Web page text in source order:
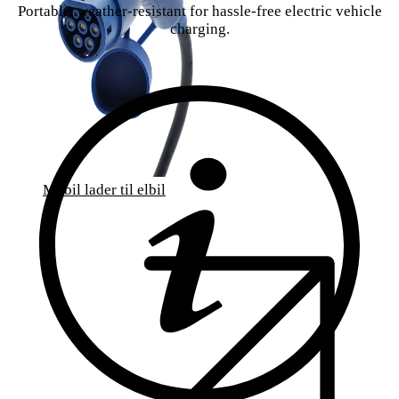
Mobil lader til elbil
Portable, weather-resistant for hassle-free electric vehicle
charging.